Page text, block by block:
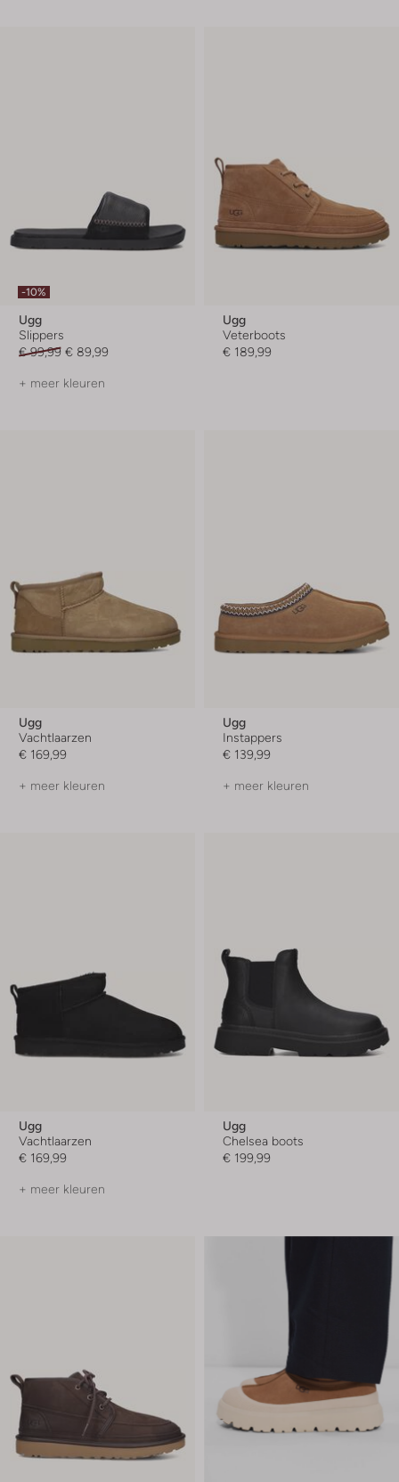
-10%
Ugg
Slippers
€ 99,99 € 89,99
+ meer kleuren
Ugg
Veterboots
€ 189,99
Ugg
Vachtlaarzen
€ 169,99
+ meer kleuren
Ugg
Instappers
€ 139,99
+ meer kleuren
Ugg
Vachtlaarzen
€ 169,99
+ meer kleuren
Ugg
Chelsea boots
€ 199,99